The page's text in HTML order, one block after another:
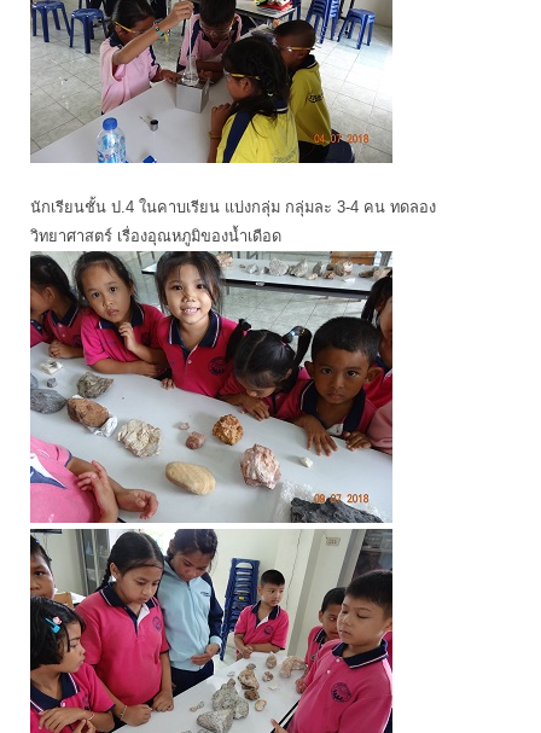
นักเรียนชั้น ป.4 ในคาบเรียน แบ่งกลุ่ม กลุ่มละ 3-4 คน ทดลอง
วิทยาศาสตร์ เรื่องอุณหภูมิของน้ำเดือด